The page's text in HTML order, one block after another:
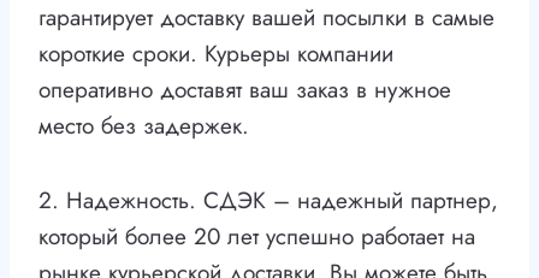
гарантирует доставку вашей посылки в самые
короткие сроки. Курьеры компании
оперативно доставят ваш заказ в нужное
место без задержек.
2. Надежность. СДЭК – надежный партнер,
который более 20 лет успешно работает на